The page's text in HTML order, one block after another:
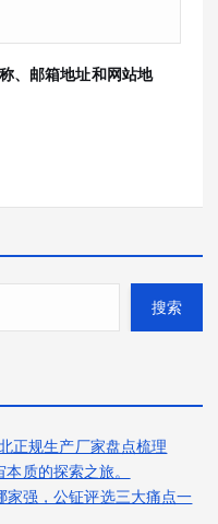
、邮箱地址和网站地
搜索
正规生产厂家盘点梳理
质的探索之旅。
家强，公钲评选三大痛点一